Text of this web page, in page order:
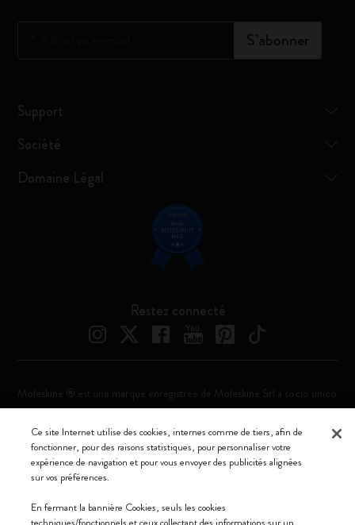
S’abonner
Support
Société
Domaine Légal
Restez connecté
Moleskine ® est une marque enregistrée de Moleskine Srl a socio unico
Italia - P. IVA / CCIAA n. 07234480965 - REA MI 1945400 - Cap.
Soc. €2.181.513,42
Ce site Internet utilise des cookies, internes comme de tiers, afin de
fonctionner, pour des raisons statistiques, pour personnaliser votre
expérience de navigation et pour vous envoyer des publicités alignées
sur vos préférences.
En fermant la bannière Cookies, seuls les cookies